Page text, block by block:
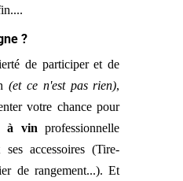
?
de participer et de
(et ce n'est pas rien),
votre chance pour
à vin professionnelle
accessoires (Tire-
de rangement...). Et